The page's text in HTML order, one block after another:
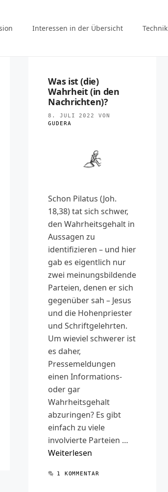
Interessen in der Übersicht Technik
Was ist (die)
Wahrheit (in den
Nachrichten)?
8. JULI 2022
VON
GUDERA
Schon Pilatus (Joh.
18,38) tat sich schwer,
den Wahrheitsgehalt in
Aussagen zu
identifizieren – und hier
gab es eigentlich nur
zwei meinungsbildende
Parteien, denen er sich
gegenüber sah – Jesus
und die Hohenpriester
und Schriftgelehrten.
Um wieviel schwerer ist
es daher,
Pressemeldungen
einen Informations-
oder gar
Wahrheitsgehalt
abzuringen? Es gibt
einfach zu viele
involvierte Parteien …
Weiterlesen
1 KOMMENTAR